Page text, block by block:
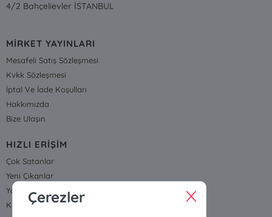
4/2 Bahçelievler İSTANBUL
MİRKET YAYINLARI
Mesafeli Satış Sözleşmesi
Kvkk Sözleşmesi
İptal Ve İade Koşulları
Hakkımızda
Bize Ulaşın
HIZLI ERİŞİM
Çok Satanlar
Yeni Çıkanlar
Yayınevleri
KategorilerÇerezler